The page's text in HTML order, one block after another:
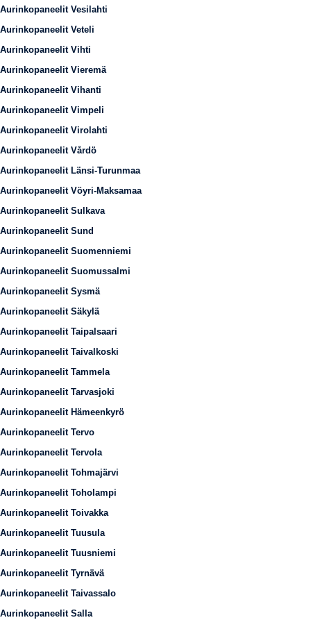
Aurinkopaneelit Vesilahti
Aurinkopaneelit Veteli
Aurinkopaneelit Vihti
Aurinkopaneelit Vieremä
Aurinkopaneelit Vihanti
Aurinkopaneelit Vimpeli
Aurinkopaneelit Virolahti
Aurinkopaneelit Vårdö
Aurinkopaneelit Länsi-Turunmaa
Aurinkopaneelit Vöyri-Maksamaa
Aurinkopaneelit Sulkava
Aurinkopaneelit Sund
Aurinkopaneelit Suomenniemi
Aurinkopaneelit Suomussalmi
Aurinkopaneelit Sysmä
Aurinkopaneelit Säkylä
Aurinkopaneelit Taipalsaari
Aurinkopaneelit Taivalkoski
Aurinkopaneelit Tammela
Aurinkopaneelit Tarvasjoki
Aurinkopaneelit Hämeenkyrö
Aurinkopaneelit Tervo
Aurinkopaneelit Tervola
Aurinkopaneelit Tohmajärvi
Aurinkopaneelit Toholampi
Aurinkopaneelit Toivakka
Aurinkopaneelit Tuusula
Aurinkopaneelit Tuusniemi
Aurinkopaneelit Tyrnävä
Aurinkopaneelit Taivassalo
Aurinkopaneelit Salla